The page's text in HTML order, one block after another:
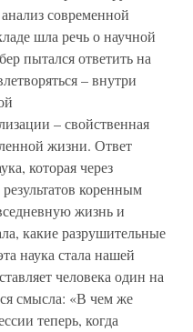
современной
шла речь о научной
пытался ответить на
– внутри
– свойственная
жизни. Ответ
которая через
коренным
жизнь и
какие разрушительные
наука стала нашей
человека один на
смысла: «В чем же
теперь, когда